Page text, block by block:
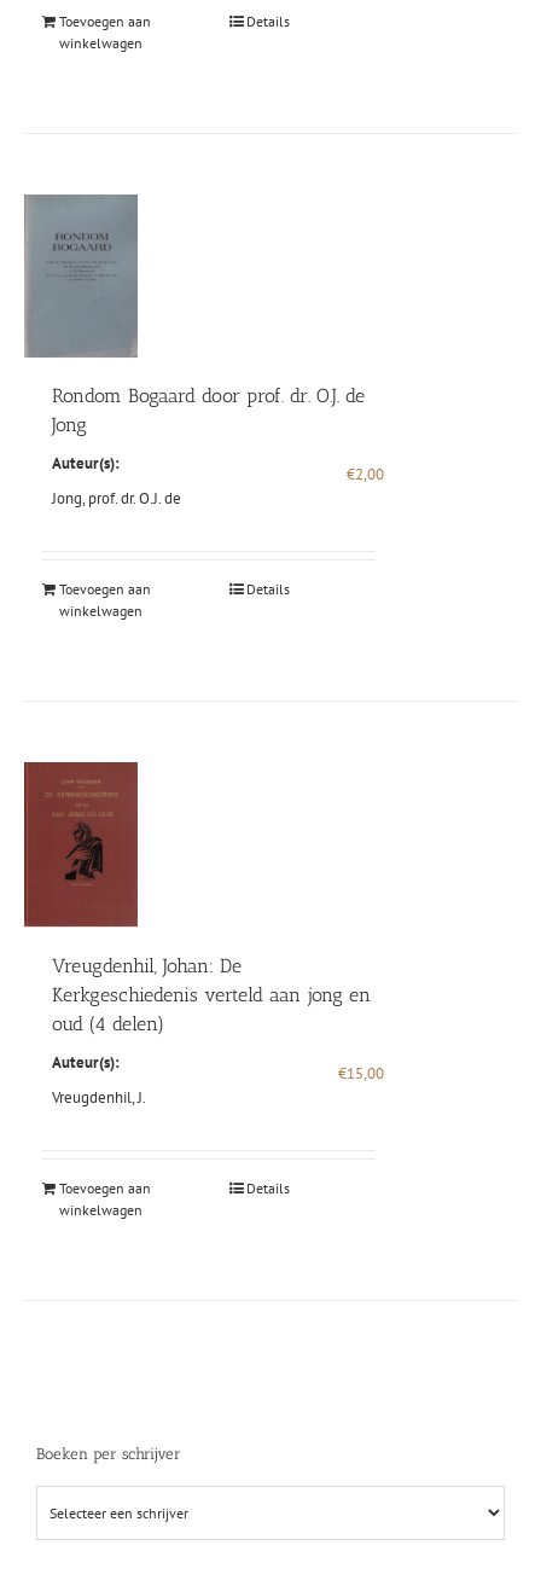
Toevoegen aan
winkelwagen
Details
Rondom Bogaard door prof. dr. O.J. de
Jong
Auteur(s):
Jong, prof. dr. O.J. de
€2,00
Toevoegen aan
winkelwagen
Details
Vreugdenhil, Johan: De
Kerkgeschiedenis verteld aan jong en
oud (4 delen)
Auteur(s):
Vreugdenhil, J.
€15,00
Toevoegen aan
winkelwagen
Details
Boeken per schrijver